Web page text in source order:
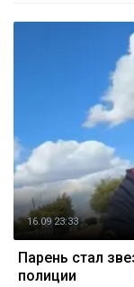
16.09 23:33
Парень стал
полиции